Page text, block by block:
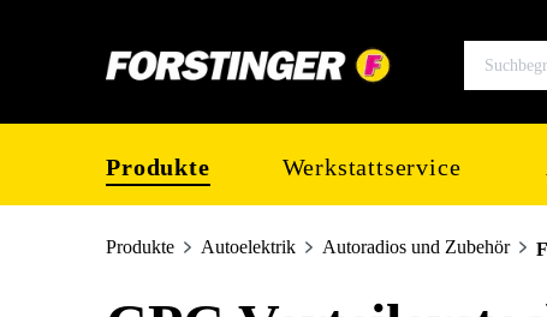
Produkte Werkstattservice
Produkte Autoelektrik Autoradios und Zubehör